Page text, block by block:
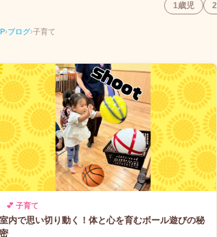
1歳児
›ブログ›子育て
💕 子育て
室内で思い切り動く！体と心を育むボール遊びの秘
密